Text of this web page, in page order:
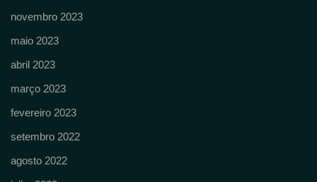
novembro 2023
maio 2023
abril 2023
março 2023
fevereiro 2023
setembro 2022
agosto 2022